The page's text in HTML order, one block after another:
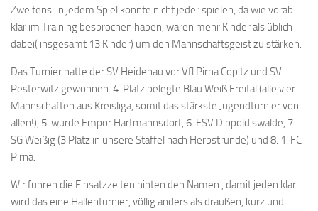
Zweitens: in jedem Spiel konnte nicht jeder spielen, da wie vorab
klar im Training besprochen haben, waren mehr Kinder als üblich
dabei( insgesamt 13 Kinder) um den Mannschaftsgeist zu stärken.
Das Turnier hatte der SV Heidenau vor Vfl Pirna Copitz und SV
Pesterwitz gewonnen. 4. Platz belegte Blau Weiß Freital (alle vier
Mannschaften aus Kreisliga, somit das stärkste Jugendturnier von
allen!), 5. wurde Empor Hartmannsdorf, 6. FSV Dippoldiswalde, 7.
SG Weißig (3 Platz in unsere Staffel nach Herbstrunde) und 8. 1. FC
Pirna.
Wir führen die Einsatzzeiten hinten den Namen , damit jeden klar
wird das eine Hallenturnier, völlig anders als draußen, kurz und